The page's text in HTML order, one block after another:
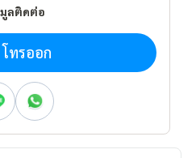
ลติดต่อ
โทรออก